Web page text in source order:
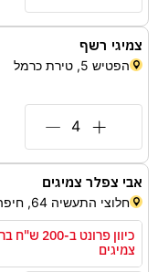
צמיגי רשף
הפטיש 5, טירת כרמל
אבי צפלר צמיגים
חלוצי התעשיה 64, חיפה
צמיגים